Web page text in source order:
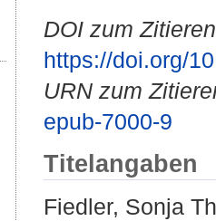
DOI zum
https://doi.org/
URN zum
epub-7000-9
Titelangaben
Fiedler, Sonja